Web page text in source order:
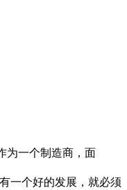
为一个制造商，面
一个好的发展，就必须